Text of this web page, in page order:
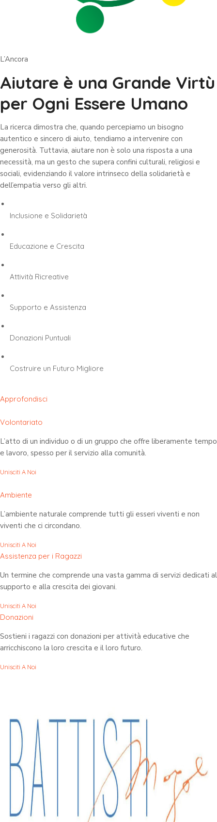
L’Ancora
Aiutare è una Grande Virtù
per Ogni Essere Umano
La ricerca dimostra che, quando percepiamo un bisogno
autentico e sincero di aiuto, tendiamo a intervenire con
generosità. Tuttavia, aiutare non è solo una risposta a una
necessità, ma un gesto che supera confini culturali, religiosi e
sociali, evidenziando il valore intrinseco della solidarietà e
dell’empatia verso gli altri.
Inclusione e Solidarietà
Educazione e Crescita
Attività Ricreative
Supporto e Assistenza
Donazioni Puntuali
Costruire un Futuro Migliore
Approfondisci
Volontariato
L’atto di un individuo o di un gruppo che offre liberamente tempo
e lavoro, spesso per il servizio alla comunità.
Unisciti A Noi
Ambiente
L’ambiente naturale comprende tutti gli esseri viventi e non
viventi che ci circondano.
Unisciti A Noi
Assistenza per i Ragazzi
Un termine che comprende una vasta gamma di servizi dedicati al
supporto e alla crescita dei giovani.
Unisciti A Noi
Donazioni
Sostieni i ragazzi con donazioni per attività educative che
arricchiscono la loro crescita e il loro futuro.
Unisciti A Noi